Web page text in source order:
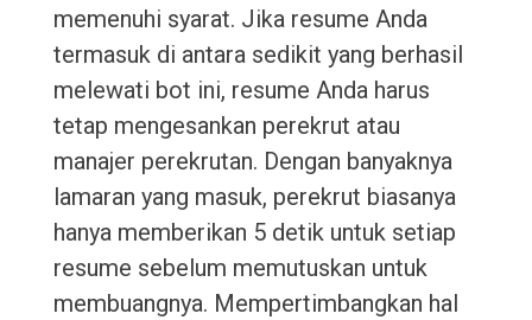
memenuhi syarat. Jika resume Anda
termasuk di antara sedikit yang berhasil
melewati bot ini, resume Anda harus
tetap mengesankan perekrut atau
manajer perekrutan. Dengan banyaknya
lamaran yang masuk, perekrut biasanya
hanya memberikan 5 detik untuk setiap
resume sebelum memutuskan untuk
membuangnya. Mempertimbangkan hal